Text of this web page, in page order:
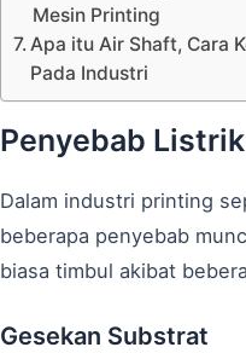
Mesin Printing
Apa itu Air Shaft, Cara
Pada Industri
Penyebab
Dalam industri printing
beberapa penyebab
biasa timbul akibat
Gesekan Substrat